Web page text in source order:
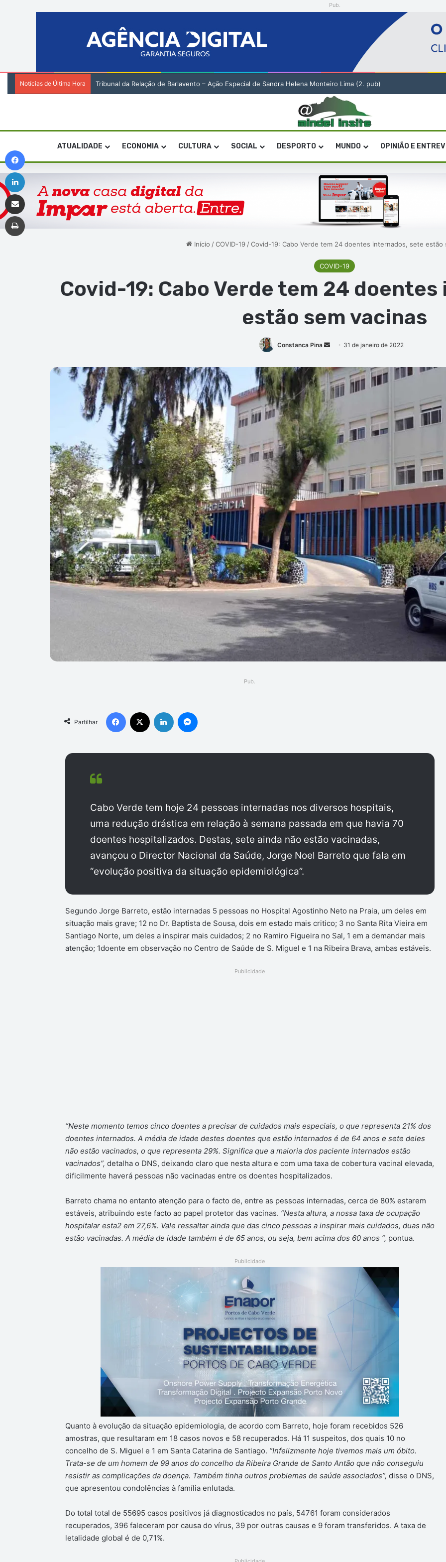
Pub.
Notícias de Última Hora Tribunal da Relação de Barlavento – Ação Especial de Sandra Helena Monteiro Lima (2. pub)
ATUALIDADE ECONOMIA CULTURA SOCIAL DESPORTO MUNDO OPINIÃO E
Início /COVID-19/Covid-19: Cabo Verde tem 24 doentes internados, sete estão
COVID-19
Covid-19: Cabo Verde tem 24
estão sem vacinas
Constanca Pina
Mande
e-
mail
31 de janeiro de 2022
Pub.
Partilhar
Facebook Linkedin
Cabo Verde tem hoje 24 pessoas internadas nos diversos hospitais,
uma redução drástica em relação à semana passada em que havia 70
doentes hospitalizados. Destas, sete ainda não estão vacinadas,
avançou o Director Nacional da Saúde, Jorge Noel Barreto que fala em
“evolução positiva da situação epidemiológica”.
Segundo Jorge Barreto, estão internadas 5 pessoas no Hospital Agostinho Neto na Praia, um deles em
situação mais grave; 12 no Dr. Baptista de Sousa, dois em estado mais critico; 3 no Santa Rita Vieira em
Santiago Norte, um deles a inspirar mais cuidados; 2 no Ramiro Figueira no Sal, 1 em a demandar mais
atenção; 1doente em observação no Centro de Saúde de S. Miguel e 1 na Ribeira Brava, ambas estáveis.
Publicidade
“Neste momento temos cinco doentes a precisar de cuidados mais especiais, o que representa 21% dos
doentes internados. A média de idade destes doentes que estão internados é de 64 anos e sete deles
não estão vacinados, o que representa 29%. Significa que a maioria dos paciente internados estão
vacinados”, detalha o DNS, deixando claro que nesta altura e com uma taxa de cobertura vacinal elevada,
dificilmente haverá pessoas não vacinadas entre os doentes hospitalizados.
Barreto chama no entanto atenção para o facto de, entre as pessoas internadas, cerca de 80% estarem
estáveis, atribuindo este facto ao papel protetor das vacinas. “Nesta altura, a nossa taxa de ocupação
hospitalar esta2 em 27,6%. Vale ressaltar ainda que das cinco pessoas a inspirar mais cuidados, duas não
estão vacinadas. A média de idade também é de 65 anos, ou seja, bem acima dos 60 anos “, pontua.
Publicidade
Quanto à evolução da situação epidemiologia, de acordo com Barreto, hoje foram recebidos 526
amostras, que resultaram em 18 casos novos e 58 recuperados. Há 11 suspeitos, dos quais 10 no
concelho de S. Miguel e 1 em Santa Catarina de Santiago. “Infelizmente hoje tivemos mais um óbito.
Trata-se de um homem de 99 anos do concelho da Ribeira Grande de Santo Antão que não conseguiu
resistir as complicações da doença. Também tinha outros problemas de saúde associados”, disse o DNS,
que apresentou condolências à família enlutada.
Do total total de 55695 casos positivos já diagnosticados no país, 54761 foram considerados
recuperados, 396 faleceram por causa do vírus, 39 por outras causas e 9 foram transferidos. A taxa de
letalidade global é de 0,71%.
Linkedin
Imprimir